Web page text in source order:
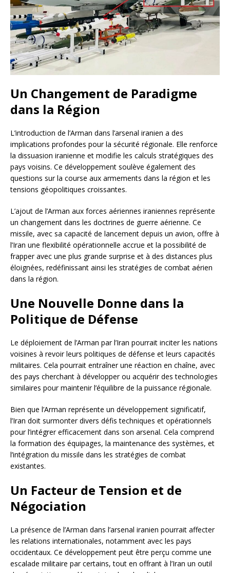
Un Changement de Paradigme
dans la Région
L’introduction de l’Arman dans l’arsenal iranien a des
implications profondes pour la sécurité régionale. Elle renforce
la dissuasion iranienne et modifie les calculs stratégiques des
pays voisins. Ce développement soulève également des
questions sur la course aux armements dans la région et les
tensions géopolitiques croissantes.
L’ajout de l’Arman aux forces aériennes iraniennes représente
un changement dans les doctrines de guerre aérienne. Ce
missile, avec sa capacité de lancement depuis un avion, offre à
l’Iran une flexibilité opérationnelle accrue et la possibilité de
frapper avec une plus grande surprise et à des distances plus
éloignées, redéfinissant ainsi les stratégies de combat aérien
dans la région.
Une Nouvelle Donne dans la
Politique de Défense
Le déploiement de l’Arman par l’Iran pourrait inciter les nations
voisines à revoir leurs politiques de défense et leurs capacités
militaires. Cela pourrait entraîner une réaction en chaîne, avec
des pays cherchant à développer ou acquérir des technologies
similaires pour maintenir l’équilibre de la puissance régionale.
Bien que l’Arman représente un développement significatif,
l’Iran doit surmonter divers défis techniques et opérationnels
pour l’intégrer efficacement dans son arsenal. Cela comprend
la formation des équipages, la maintenance des systèmes, et
l’intégration du missile dans les stratégies de combat
existantes.
Un Facteur de Tension et de
Négociation
La présence de l’Arman dans l’arsenal iranien pourrait affecter
les relations internationales, notamment avec les pays
occidentaux. Ce développement peut être perçu comme une
escalade militaire par certains, tout en offrant à l’Iran un outil